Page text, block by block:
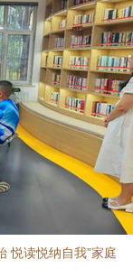
悦读悦纳自我”家庭